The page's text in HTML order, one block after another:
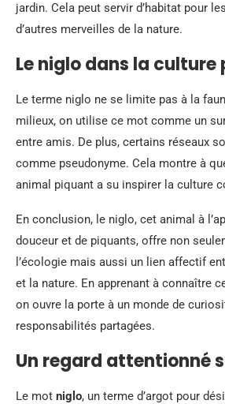
jardin. Cela peut servir d’habitat pour
d’autres merveilles de la nature.
Le niglo dans la culture
Le terme niglo ne se limite pas à la
milieux, on utilise ce mot comme un
entre amis. De plus, certains réseaux
comme pseudonyme. Cela montre à
animal piquant a su inspirer la culture
En conclusion, le niglo, cet animal à
douceur et de piquants, offre non
l’écologie mais aussi un lien affectif
et la nature. En apprenant à connaître
on ouvre la porte à un monde de
responsabilités partagées.
Un regard attentionné
Le mot niglo, un terme d’argot pour